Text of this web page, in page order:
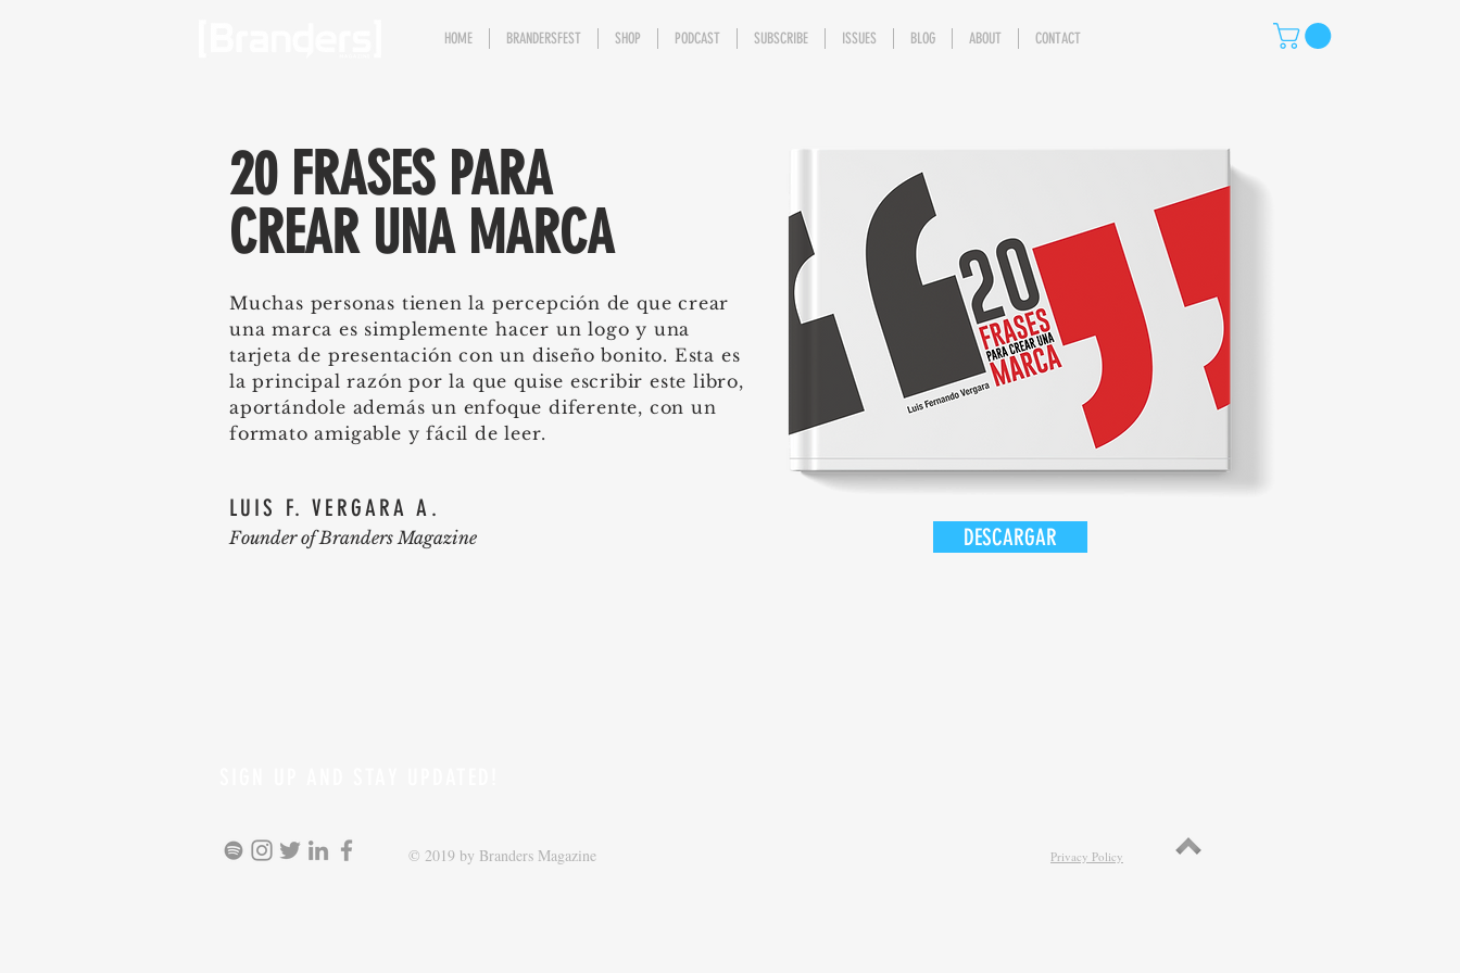
HOME BRANDERSFEST SHOP PODCAST SUBSCRIBE ISSUES BLOG ABOUT CONTACT
20 FRASES PARA
CREAR UNA MARCA
Muchas personas tienen la percepción de que crear
una marca es simplemente hacer un logo y una
tarjeta de presentación con un diseño bonito. Esta es
la principal razón por la que quise escribir este libro,
aportándole además un enfoque diferente, con un
formato amigable y fácil de leer.
LUIS F. VERGARA A.
Founder of Branders Magazine DESCARGAR
© 2019 by Branders Magazine Privacy Policy